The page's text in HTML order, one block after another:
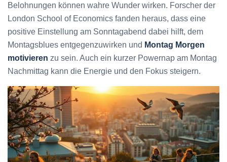
Belohnungen können wahre Wunder wirken. Forscher der
London School of Economics fanden heraus, dass eine
positive Einstellung am Sonntagabend dabei hilft, dem
Montagsblues entgegenzuwirken und Montag Morgen
motivieren zu sein. Auch ein kurzer Powernap am Montag
Nachmittag kann die Energie und den Fokus steigern.